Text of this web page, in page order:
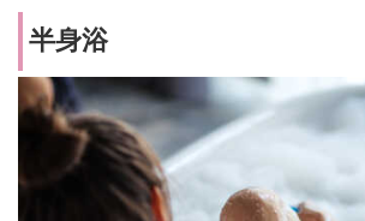
半身浴